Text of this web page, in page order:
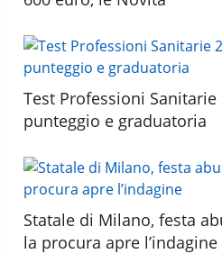
Test Professioni
punteggio e graduatoria
Statale di Milano, festa
la procura apre l’indagine